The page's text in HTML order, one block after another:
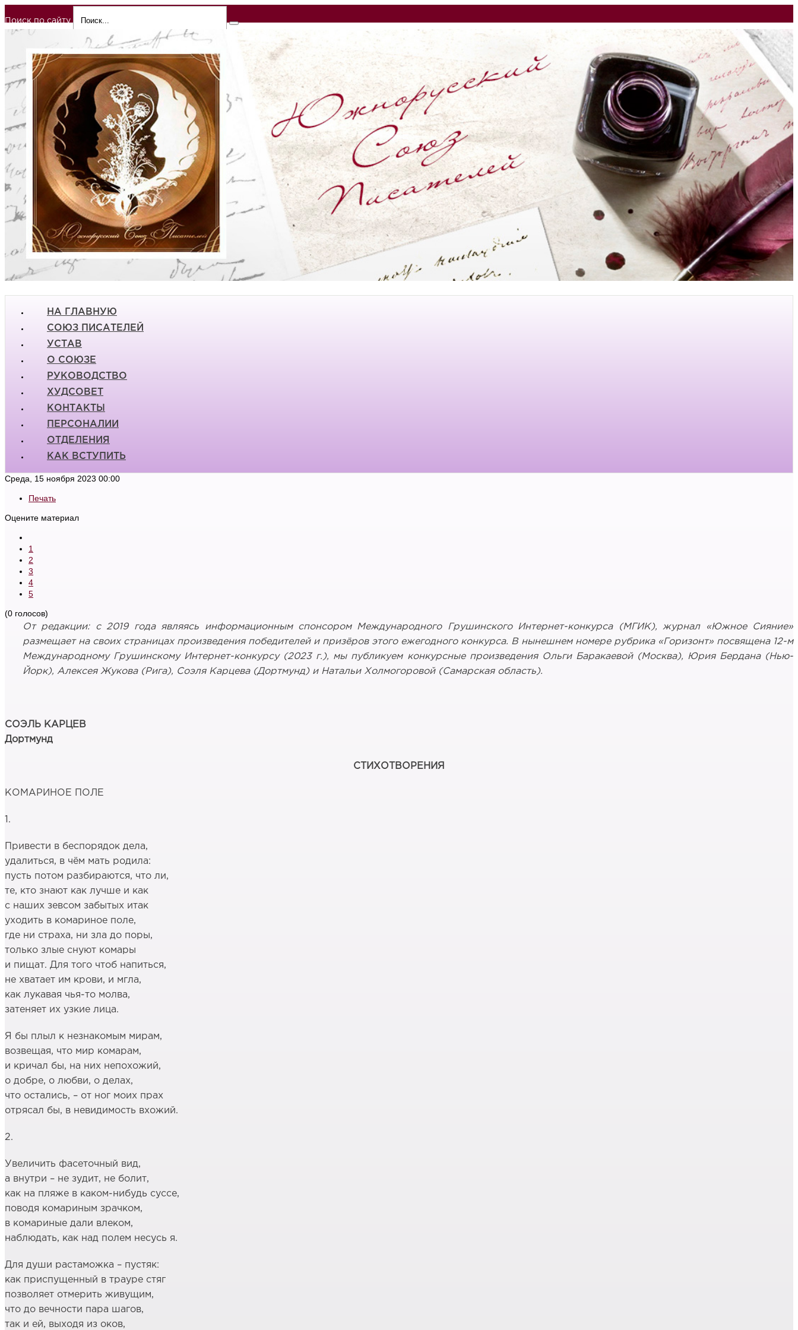
Поиск по сайту
НА ГЛАВНУЮ
СОЮЗ ПИСАТЕЛЕЙ
УСТАВ
О СОЮЗЕ
РУКОВОДСТВО
ХУДСОВЕТ
КОНТАКТЫ
ПЕРСОНАЛИИ
ОТДЕЛЕНИЯ
КАК ВСТУПИТЬ
Среда, 15 ноября 2023 00:00
Печать
Оцените материал
1
2
3
4
5
(0 голосов)
От редакции: с 2019 года являясь информационным спонсором Международного Грушинского Интернет-конкурса (МГИК), журнал «Южное Сияние»
размещает на своих страницах произведения победителей и призёров этого ежегодного конкурса. В нынешнем номере рубрика «Горизонт» посвящена 12-м
Международному Грушинскому Интернет-конкурсу (2023 г.), мы публикуем конкурсные произведения Ольги Баракаевой (Москва), Юрия Бердана (Нью-
Йорк), Алексея Жукова (Рига), Соэля Карцева (Дортмунд) и Натальи Холмогоровой (Самарская область).
СОЭЛЬ КАРЦЕВ
Дортмунд
СТИХОТВОРЕНИЯ
КОМАРИНОЕ ПОЛЕ
1.
Привести в беспорядок дела,
удалиться, в чём мать родила:
пусть потом разбираются, что ли,
те, кто знают как лучше и как
с наших зевсом забытых итак
уходить в комариное поле,
где ни страха, ни зла до поры,
только злые снуют комары
и пищат. Для того чтоб напиться,
не хватает им крови, и мгла,
как лукавая чья-то молва,
затеняет их узкие лица.
Я бы плыл к незнакомым мирам,
возвещая, что мир комарам,
и кричал бы, на них непохожий,
о добре, о любви, о делах,
что остались, – от ног моих прах
отрясал бы, в невидимость вхожий.
2.
Увеличить фасеточный вид,
а внутри – не зудит, не болит,
как на пляже в каком-нибудь суссе,
поводя комариным зрачком,
в комариные дали влеком,
наблюдать, как над полем несусь я.
Для души растаможка – пустяк:
как приспущенный в трауре стяг
позволяет отмерить живущим,
что до вечности пара шагов,
так и ей, выходя из оков,